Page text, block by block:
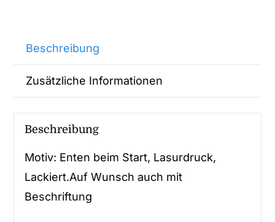
Beschreibung
Zusätzliche Informationen
Beschreibung
Motiv: Enten beim Start, Lasurdruck,
Lackiert.Auf Wunsch auch mit
Beschriftung